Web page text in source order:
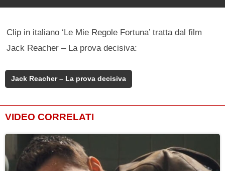
Clip in italiano ‘Le Mie Regole Fortuna’ tratta dal film
Jack Reacher – La prova decisiva:
Jack Reacher – La prova decisiva
VIDEO CORRELATI